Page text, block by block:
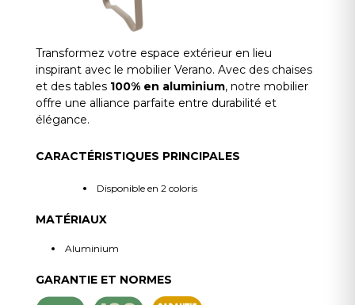
Transformez votre espace extérieur en lieu
inspirant avec le mobilier Verano. Avec des chaises
et des tables 100% en aluminium, notre mobilier
offre une alliance parfaite entre durabilité et
élégance.
CARACTÉRISTIQUES PRINCIPALES
Disponible en 2 coloris
MATÉRIAUX
Aluminium
GARANTIE ET NORMES